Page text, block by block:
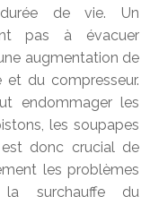
de vie. Un
pas à évacuer
augmentation de
du compresseur.
endommager les
les soupapes
donc crucial de
les problèmes
surchauffe du